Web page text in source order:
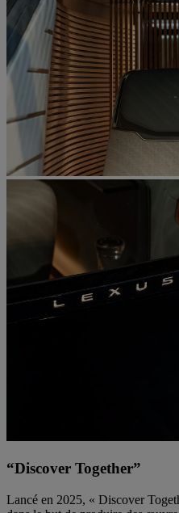
“Discover Together”
Lancé en 2025, « Discover